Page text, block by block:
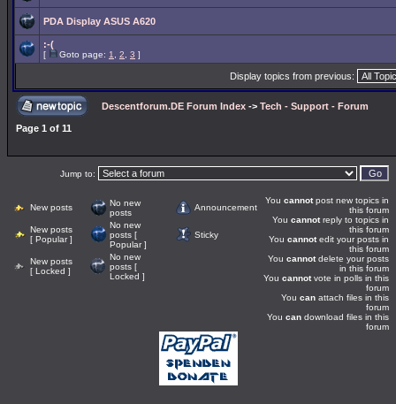
PDA Display ASUS A620
:-(
[ Goto page: 1 2 3 ]
Display topics from previous:
Descentforum.DE Forum Index -> Tech - Support - Forum
Page 1 of 11
Jump to:
New posts
No new
posts
Announcement
New posts
[ Popular ]
No new
posts [
Popular ]
Sticky
New posts
[ Locked ]
No new
posts [
Locked ]
You cannotpost new topics in
this forum
You cannotreply to topics in
this forum
You cannotedit your posts in
this forum
You cannotdelete your posts
in this forum
You cannotvote in polls in this
forum
You can attach files in this
forum
You can download files in this
forum